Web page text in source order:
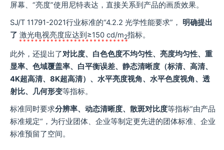
屏幕、“亮度”使用尼特表达，直接关系到产品的画质效果。
SJ/T 11791-2021行业标准的“4.2.2 光学性能要求”， 明确提出
了 激光电视亮度应达到≥150 cd/m2指标。
此外，还提出了对比度、白色色度不均匀性、亮度均匀性、重
显率、色域覆盖率、白平衡误差、静态清晰度（标清、高清、
4K超高清、8K超高清）、水平亮度视角、水平色度视角、透
射比、几何形变等指标。
标准同时要求分辨率、动态清晰度、散斑对比度等指标”由产品
标准规定“，为行业团体、企业等制定更先进的团体标准、企业
标准预留了空间。